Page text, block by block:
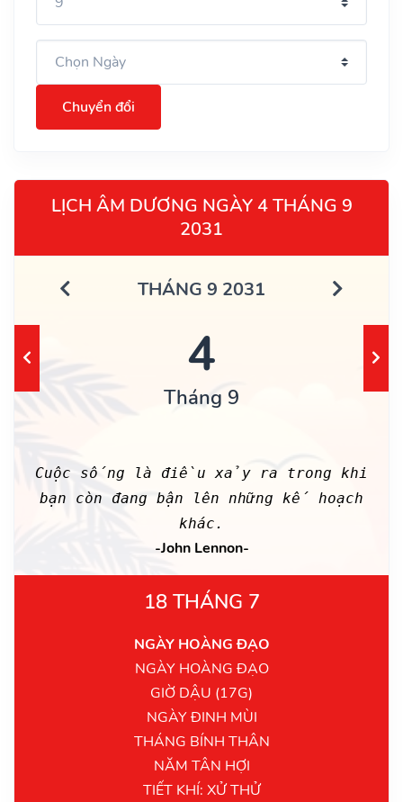
Chuyển đổi
LỊCH ÂM DƯƠNG NGÀY 4 THÁNG 9
2031
THÁNG 9 2031
4
Tháng 9
Cuộc sống là điều xảy ra trong khi
bạn còn đang bận lên những kế hoạch
khác.
-John Lennon-
18 THÁNG 7
NGÀY HOÀNG ĐẠO
NGÀY HOÀNG ĐẠO
GIỜ DẬU (17G)
NGÀY ĐINH MÙI
THÁNG BÍNH THÂN
NĂM TÂN HỢI
TIẾT KHÍ: XỬ THỬ